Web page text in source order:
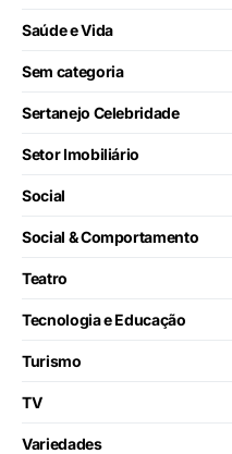
Saúde e Vida
Sem categoria
Sertanejo Celebridade
Setor Imobiliário
Social
Social & Comportamento
Teatro
Tecnologia e Educação
Turismo
TV
Variedades